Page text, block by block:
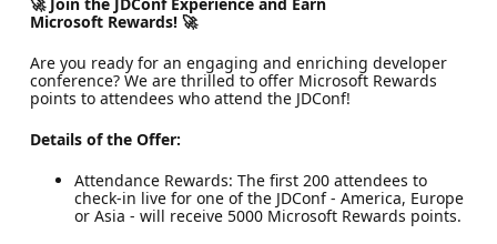
Microsoft Rewards! 🚀
Are you ready for an engaging and enriching developer
conference? We are thrilled to offer Microsoft Rewards
points to attendees who attend the JDConf!
Details of the Offer:
Attendance Rewards: The first 200 attendees to
check-in live for one of the JDConf - America, Europe
or Asia - will receive 5000 Microsoft Rewards points.